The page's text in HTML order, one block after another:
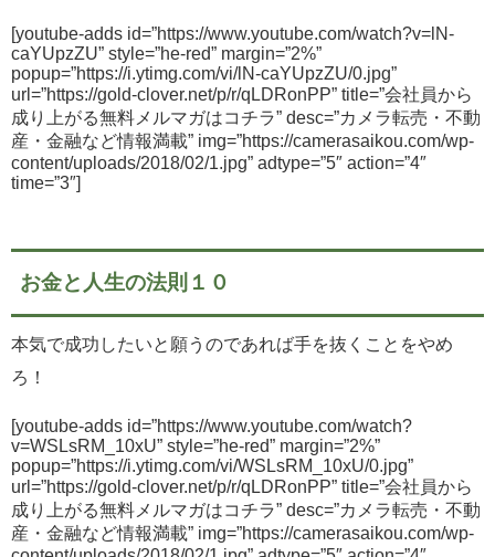
[youtube-adds id=”https://www.youtube.com/watch?v=lN-
caYUpzZU” style=”he-red” margin=”2%”
popup=”https://i.ytimg.com/vi/lN-caYUpzZU/0.jpg”
url=”https://gold-clover.net/p/r/qLDRonPP” title=”会社員から
成り上がる無料メルマガはコチラ” desc=”カメラ転売・不動
産・金融など情報満載” img=”https://camerasaikou.com/wp-
content/uploads/2018/02/1.jpg” adtype=”5″ action=”4″
time=”3″]
お金と人生の法則１０
本気で成功したいと願うのであれば手を抜くことをやめ
ろ！
[youtube-adds id=”https://www.youtube.com/watch?
v=WSLsRM_10xU” style=”he-red” margin=”2%”
popup=”https://i.ytimg.com/vi/WSLsRM_10xU/0.jpg”
url=”https://gold-clover.net/p/r/qLDRonPP” title=”会社員から
成り上がる無料メルマガはコチラ” desc=”カメラ転売・不動
産・金融など情報満載” img=”https://camerasaikou.com/wp-